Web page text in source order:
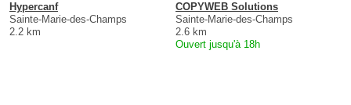
Hypercanf
Sainte-Marie-des-Champs
2.2 km
COPYWEB Solutions
Sainte-Marie-des-Champs
2.6 km
Ouvert jusqu'à 18h